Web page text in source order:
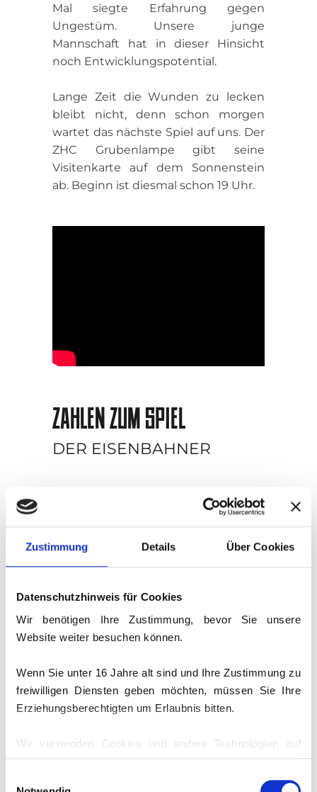
Zustimmung Details Über Cookies
Datenschutzhinweis für Cookies
Wir benötigen Ihre Zustimmung, bevor Sie unsere
Website weiter besuchen können.
Wenn Sie unter 16 Jahre alt sind und Ihre Zustimmung zu
freiwilligen Diensten geben möchten, müssen Sie Ihre
Erziehungsberechtigten um Erlaubnis bitten.
Wir verwenden Cookies und andere Technologien auf
während andere uns helfen, diese Website und Ihre
Mal siegte Erfahrung gegen
Ungestüm. Unsere junge
Mannschaft hat in dieser Hinsicht
noch Entwicklungspotential.
Lange Zeit die Wunden zu lecken
bleibt nicht, denn schon morgen
wartet das nächste Spiel auf uns. Der
ZHC Grubenlampe gibt seine
Visitenkarte auf dem Sonnenstein
ab. Beginn ist diesmal schon 19 Uhr.
ZAHLEN ZUM SPIEL
DER EISENBAHNER
BESTER TORSCHÜTZE
#8 BERGMANN, MARIAN
6
7-Meter
2-Minuten
-